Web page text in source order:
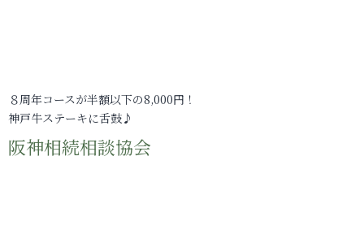
８周年コースが半額以下の8,000円！
神戸牛ステーキに舌鼓♪
阪神相続相談協会